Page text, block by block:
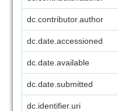
dc.contributor.author
dc.date.accessioned
dc.date.available
dc.date.submitted
dc.identifier.uri